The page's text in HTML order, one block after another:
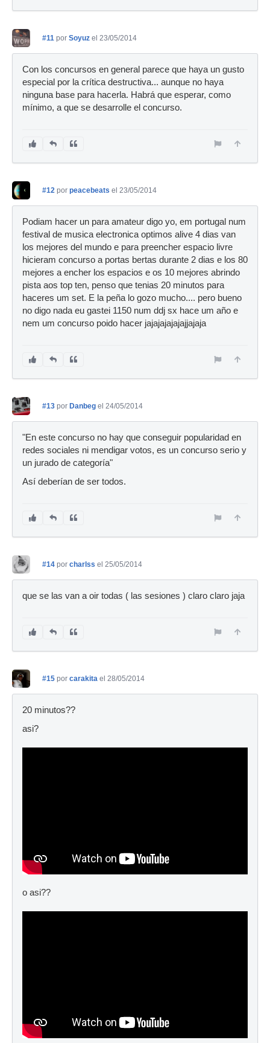
#11 por Soyuz el 23/05/2014
Con los concursos en general parece que haya un gusto
especial por la crítica destructiva... aunque no haya
ninguna base para hacerla. Habrá que esperar, como
mínimo, a que se desarrolle el concurso.
#12 por peacebeats el 23/05/2014
Podiam hacer un para amateur digo yo, em portugal num
festival de musica electronica optimos alive 4 dias van
los mejores del mundo e para preencher espacio livre
hicieram concurso a portas bertas durante 2 dias e los 80
mejores a encher los espacios e os 10 mejores abrindo
pista aos top ten, penso que tenias 20 minutos para
haceres um set. E la peña lo gozo mucho.... pero bueno
no digo nada eu gastei 1150 num ddj sx hace um año e
nem um concurso poido hacer jajajajajajajjajaja
#13 por Danbeg el 24/05/2014
"En este concurso no hay que conseguir popularidad en
redes sociales ni mendigar votos, es un concurso serio y
un jurado de categoría"
Así deberían de ser todos.
#14 por charlss el 25/05/2014
que se las van a oir todas ( las sesiones ) claro claro jaja
#15 por carakita el 28/05/2014
20 minutos??
asi?
o asi??